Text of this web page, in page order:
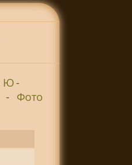
Ю-
- Фото